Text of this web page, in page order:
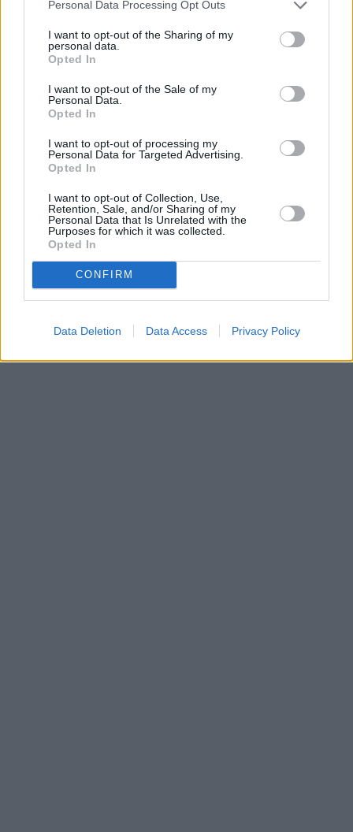
Personal Data Processing Opt Outs
I want to opt-out of the Sharing of my
personal data.
Opted In
I want to opt-out of the Sale of my
Personal Data.
Opted In
I want to opt-out of processing my
Personal Data for Targeted Advertising.
Opted In
I want to opt-out of Collection, Use,
Retention, Sale, and/or Sharing of my
Personal Data that Is Unrelated with the
Purposes for which it was collected.
Opted In
CONFIRM
Data Deletion Data Access Privacy Policy
Prima sport - co nabídne v prvním
vysílacím týdnu
Kdy a kde bude Prima sport k
naladění na Skylinku
Parabola.cz- web o satelitní, terestrické a kabelové televizi, ©
O webu parabola.cz• O souborech cookies• Inzerce
Kontakt
Dovolená u moře •Bazény